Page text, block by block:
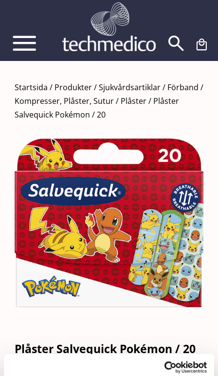
innehållet
Startsida / Produkter/Sjukvårdsartiklar/ Förband /
Kompresser, Plåster, Sutur/ Plåster/ Plåster
Salvequick Pokémon / 20
Plåster Salvequick Pokémon / 20